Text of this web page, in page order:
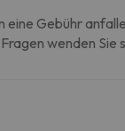
Gebühr
wenden Sie